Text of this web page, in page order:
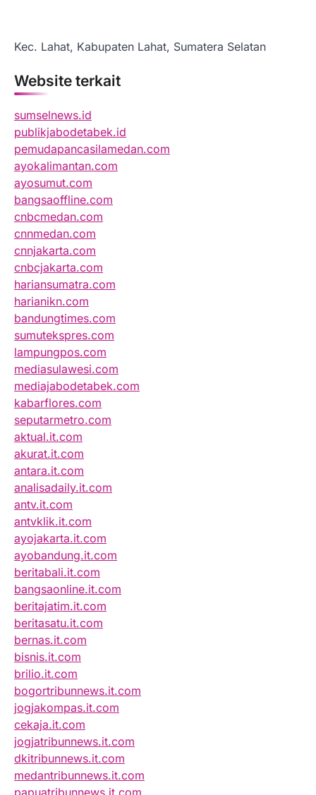
Kec. Lahat, Kabupaten Lahat, Sumatera Selatan
Website terkait
sumselnews.id
publikjabodetabek.id
pemudapancasilamedan.com
ayokalimantan.com
ayosumut.com
bangsaoffline.com
cnbcmedan.com
cnnmedan.com
cnnjakarta.com
cnbcjakarta.com
hariansumatra.com
harianikn.com
bandungtimes.com
sumutekspres.com
lampungpos.com
mediasulawesi.com
mediajabodetabek.com
kabarflores.com
seputarmetro.com
aktual.it.com
akurat.it.com
antara.it.com
analisadaily.it.com
antv.it.com
antvklik.it.com
ayojakarta.it.com
ayobandung.it.com
beritabali.it.com
bangsaonline.it.com
beritajatim.it.com
beritasatu.it.com
bernas.it.com
bisnis.it.com
brilio.it.com
bogortribunnews.it.com
jogjakompas.it.com
cekaja.it.com
jogjatribunnews.it.com
dkitribunnews.it.com
medantribunnews.it.com